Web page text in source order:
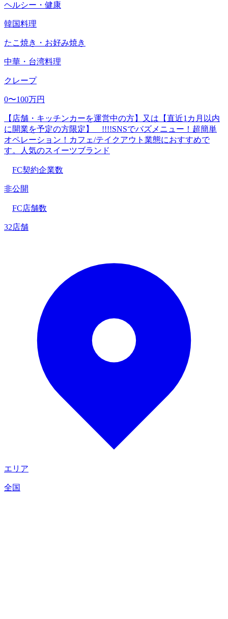
ヘルシー・健康
韓国料理
たこ焼き・お好み焼き
中華・台湾料理
クレープ
0〜100万円
【店舗・キッチンカーを運営中の方】又は【直近1カ月以内
に開業を予定の方限定】 !!!!SNSでバズメニュー！超簡単
オペレーション！カフェ/テイクアウト業態におすすめで
す。人気のスイーツブランド
FC契約企業数
非公開
FC店舗数
32店舗
エリア
全国